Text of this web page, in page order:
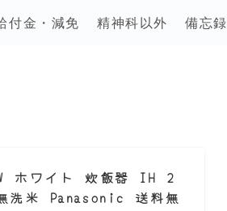
付金・減免 精神科以外 備忘録
ホワイト 炊飯器 IH 2
洗米 Panasonic 送料無